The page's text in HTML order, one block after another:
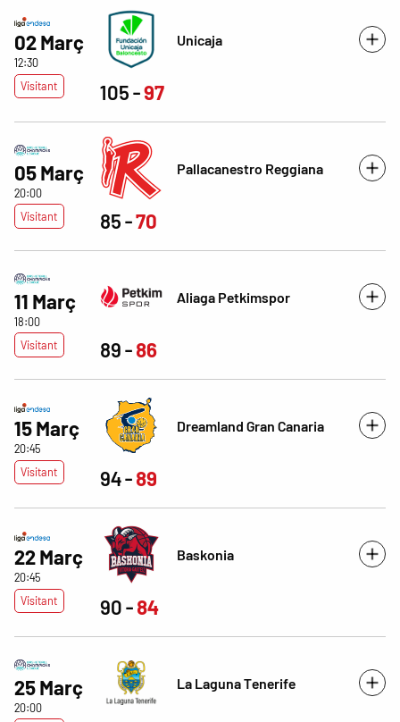
02 Març
12:30
Visitant
Unicaja
105 97
05 Març
20:00
Visitant
Pallacanestro Reggiana
85 70
11 Març
18:00
Visitant
Aliaga Petkimspor
89 86
15 Març
20:45
Visitant
Dreamland Gran Canaria
94 89
22 Març
20:45
Visitant
Baskonia
90 84
25 Març
20:00
La Laguna Tenerife